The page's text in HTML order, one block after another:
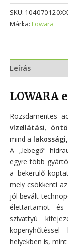
SKU:
Márka: Lowara
Leírás
LOWARA
Rozsdamentes
vízellátási,
mind a
A „lebegő”
egyre több
a bekerülő
mely csökkenti
jól bevált
élettartamot és
szivattyú
helyekben is,